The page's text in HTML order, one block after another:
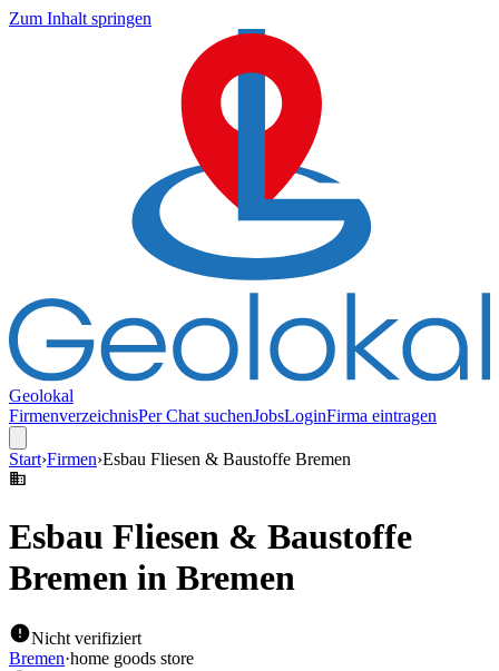
Zum Inhalt springen
Geolokal
FirmenverzeichnisPer Chat suchenJobsLoginFirma eintragen
Start›Firmen›Esbau Fliesen & Baustoffe Bremen
Esbau Fliesen & Baustoffe
Bremen in Bremen
Nicht verifiziert
Bremen·home goods store